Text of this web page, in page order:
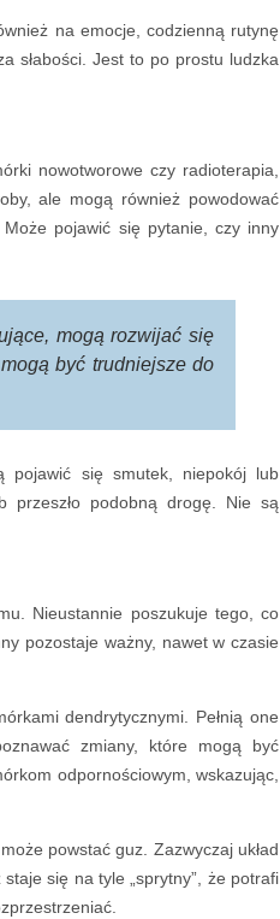
na emocje, codzienną rutynę
słabości. Jest to po prostu ludzka
nowotworowe czy radioterapia,
ale mogą również powodować
pojawić się pytanie, czy inny
mogą rozwijać się
być trudniejsze do
pojawić się smutek, niepokój lub
przeszło podobną drogę. Nie są
Nieustannie poszukuje tego, co
pozostaje ważny, nawet w czasie
dendrytycznymi. Pełnią one
zmiany, które mogą być
odpornościowym, wskazując,
powstać guz. Zazwyczaj układ
się na tyle „sprytny”, że potrafi